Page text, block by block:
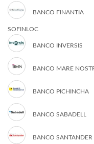
BANCO FINANTIA
SOFINLOC
BANCO INVERSIS
BANCO MARE
BANCO PICHINCHA
BANCO SABADELL
BANCO SANTANDER